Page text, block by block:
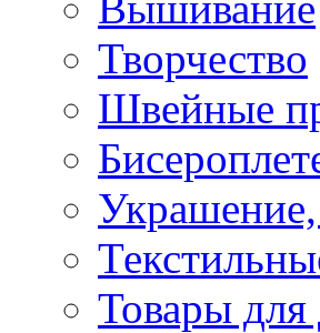
Творчество
Швейные
Товары для